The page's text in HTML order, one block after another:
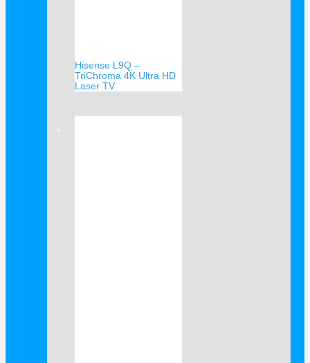
Hisense L9Q –
TriChroma 4K Ultra HD
Laser TV